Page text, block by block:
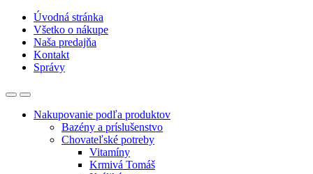
Úvodná stránka
Všetko o nákupe
Naša predajňa
Kontakt
Správy
Nakupovanie podľa produktov
Bazény a príslušenstvo
Chovateľské potreby
Vitamíny
Krmivá Tomáš